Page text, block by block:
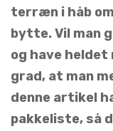
terræn i håb
bytte. Vil man
og have
grad, at man
denne artikel
pakkeliste, så